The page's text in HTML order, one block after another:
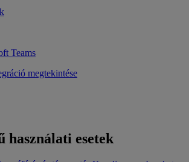
Teams
megtekintése
használati esetek